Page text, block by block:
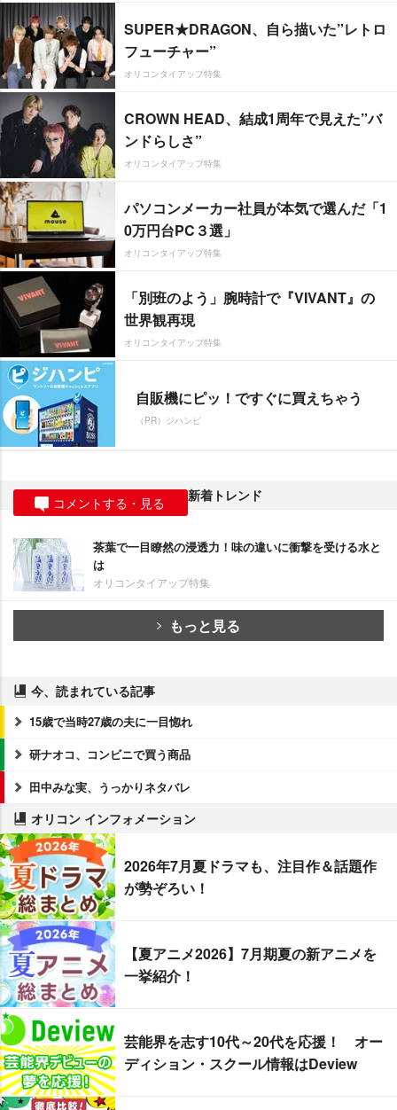
SUPER★DRAGON、自ら描いた”レトロ
フューチャー”
オリコンタイアップ特集
CROWN HEAD、結成1周年で見えた”バ
ンドらしさ”
オリコンタイアップ特集
パソコンメーカー社員が本気で選んだ「1
0万円台PC３選」
オリコンタイアップ特集
「別班のよう」腕時計で『VIVANT』の
世界観再現
オリコンタイアップ特集
自販機にピッ！ですぐに買えちゃう
（PR）ジハンピ
コメントする・見る 新着トレンド
茶葉で一目瞭然の浸透力！味の違いに衝撃を受ける水と
は
オリコンタイアップ特集
もっと見る
今、読まれている記事
15歳で当時27歳の夫に一目惚れ
研ナオコ、コンビニで買う商品
田中みな実、うっかりネタバレ
オリコン インフォメーション
2026年7月夏ドラマも、注目作＆話題作
が勢ぞろい！
【夏アニメ2026】7月期夏の新アニメを
一挙紹介！
芸能界を志す10代～20代を応援！ オー
ディション・スクール情報はDeview